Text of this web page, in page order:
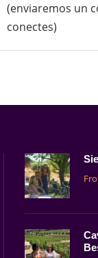
(enviaremos un
conectes)